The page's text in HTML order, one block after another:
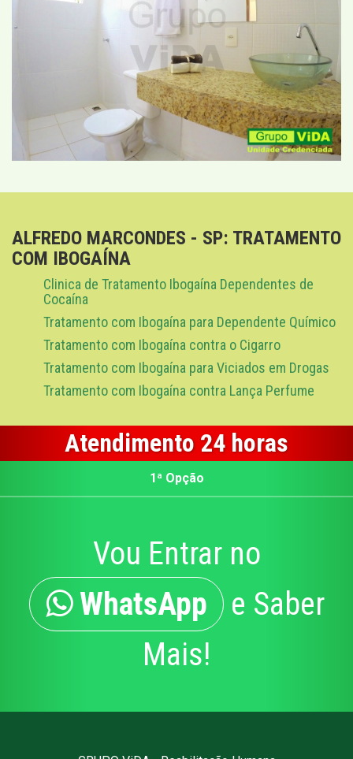
ALFREDO MARCONDES - SP: TRATAMENTO
COM IBOGAÍNA
Clinica de Tratamento Ibogaína Dependentes de
Cocaína
Tratamento com Ibogaína para Dependente Químico
Tratamento com Ibogaína contra o Cigarro
Tratamento com Ibogaína para Viciados em Drogas
Tratamento com Ibogaína contra Lança Perfume
Atendimento 24 horas
1ª Opção
Vou Entrar no
WhatsApp e Saber
Mais!